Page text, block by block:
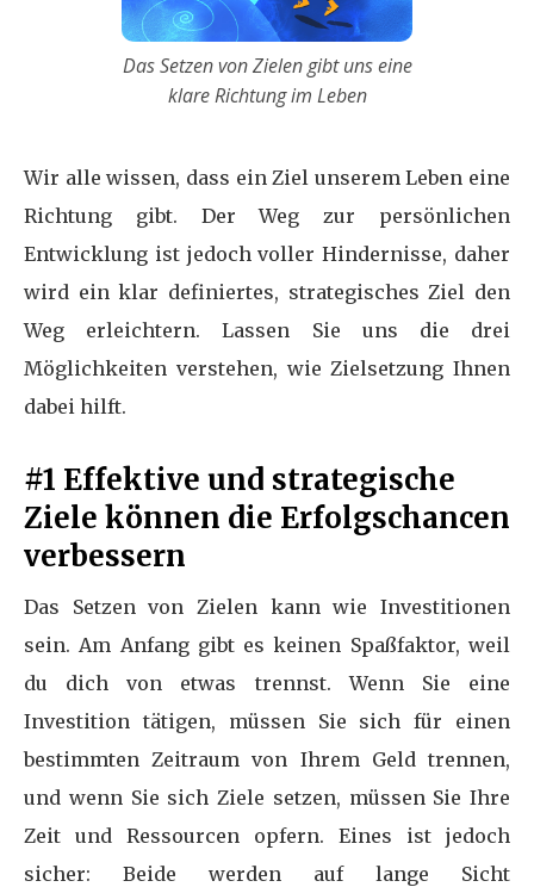
Das Setzen von Zielen gibt uns eine
klare Richtung im Leben
Wir alle wissen, dass ein Ziel unserem Leben eine
Richtung gibt. Der Weg zur persönlichen
Entwicklung ist jedoch voller Hindernisse, daher
wird ein klar definiertes, strategisches Ziel den
Weg erleichtern. Lassen Sie uns die drei
Möglichkeiten verstehen, wie Zielsetzung Ihnen
dabei hilft.
#1 Effektive und strategische
Ziele können die Erfolgschancen
verbessern
Das Setzen von Zielen kann wie Investitionen
sein. Am Anfang gibt es keinen Spaßfaktor, weil
du dich von etwas trennst. Wenn Sie eine
Investition tätigen, müssen Sie sich für einen
bestimmten Zeitraum von Ihrem Geld trennen,
und wenn Sie sich Ziele setzen, müssen Sie Ihre
Zeit und Ressourcen opfern. Eines ist jedoch
sicher: Beide werden auf lange Sicht